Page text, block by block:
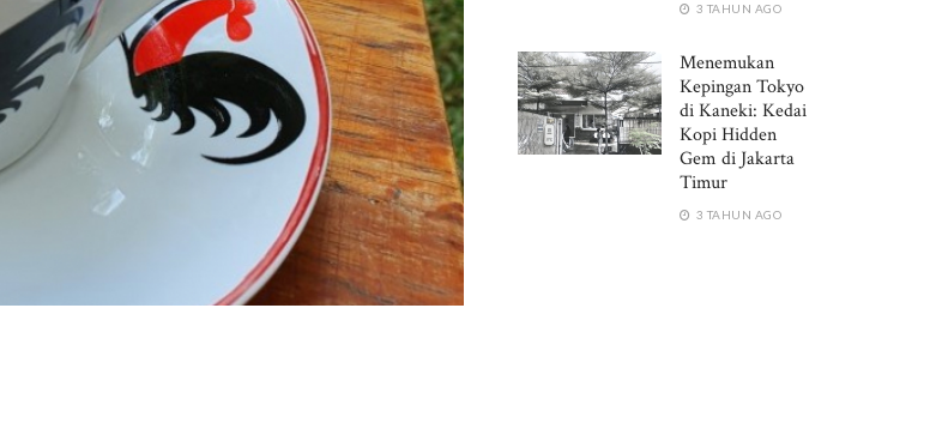
3 TAHUN AGO
Menemukan
Kepingan Tokyo
di Kaneki: Kedai
Kopi Hidden
Gem di Jakarta
Timur
3 TAHUN AGO